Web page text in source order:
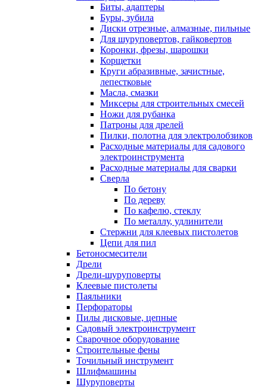
Биты, адаптеры
Буры, зубила
Диски отрезные, алмазные, пильные
Для шуруповертов, гайковертов
Коронки, фрезы, шарошки
Корщетки
Круги абразивные, зачистные,
лепестковые
Масла, смазки
Миксеры для строительных смесей
Ножи для рубанка
Патроны для дрелей
Пилки, полотна для электролобзиков
Расходные материалы для садового
электроинструмента
Расходные материалы для сварки
Сверла
По бетону
По дереву
По кафелю, стеклу
По металлу, удлинители
Стержни для клеевых пистолетов
Цепи для пил
Бетоносмесители
Дрели
Дрели-шуруповерты
Клеевые пистолеты
Паяльники
Перфораторы
Пилы дисковые, цепные
Садовый электроинструмент
Сварочное оборудование
Строительные фены
Точильный инструмент
Шлифмашины
Шуруповерты